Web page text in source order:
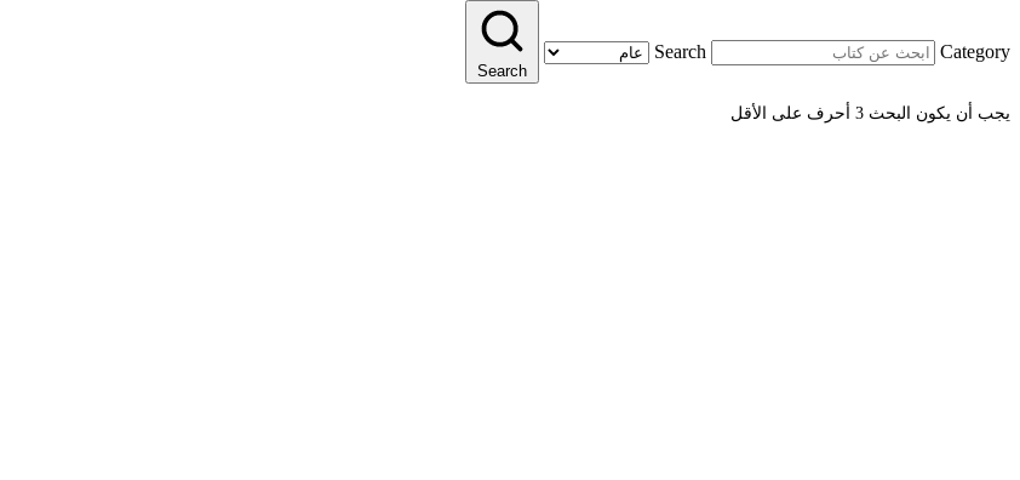
Search Category
Search
يجب أن يكون البحث 3 أحرف على الأقل